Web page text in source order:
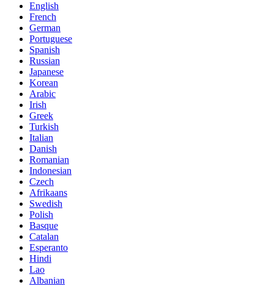
English
French
German
Portuguese
Spanish
Russian
Japanese
Korean
Arabic
Irish
Greek
Turkish
Italian
Danish
Romanian
Indonesian
Czech
Afrikaans
Swedish
Polish
Basque
Catalan
Esperanto
Hindi
Lao
Albanian